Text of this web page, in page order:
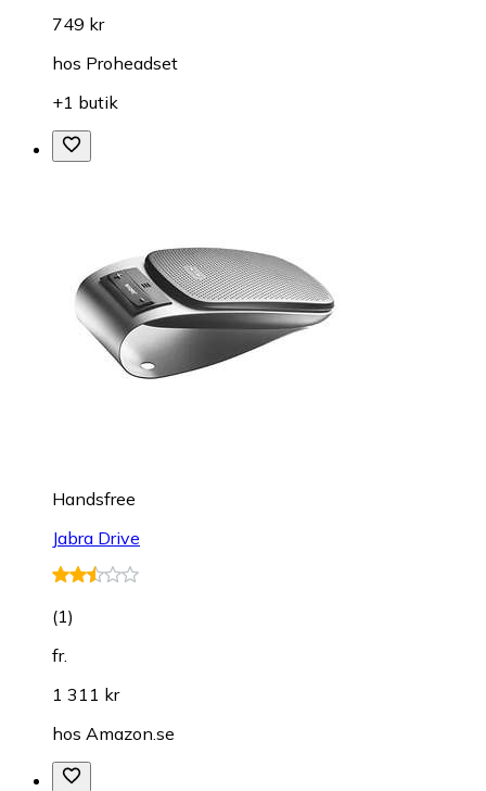
749 kr
hos Proheadset
+1 butik
Handsfree
Jabra Drive
(1)
fr.
1 311 kr
hos Amazon.se